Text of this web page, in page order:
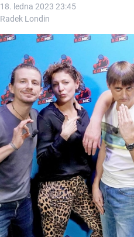
18. ledna 2023 23:45
Radek Londin